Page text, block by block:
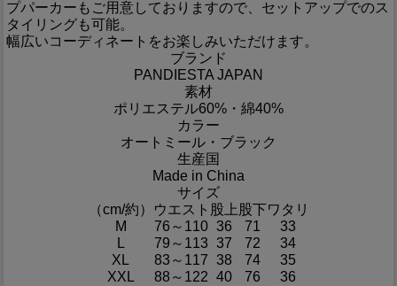
プパーカーもご用意しておりますので、セットアップでのス
タイリングも可能。
幅広いコーディネートをお楽しみいただけます。
ブランド
PANDIESTA JAPAN
素材
ポリエステル60%・綿40%
カラー
オートミール・ブラック
生産国
Made in China
サイズ
（cm/約）
ウエスト 股上股下 ワタリ
M
76～110 36 71
33
L
79～113 37 72
34
XL
83～117 38 74
35
XXL
88～122 40 76 36